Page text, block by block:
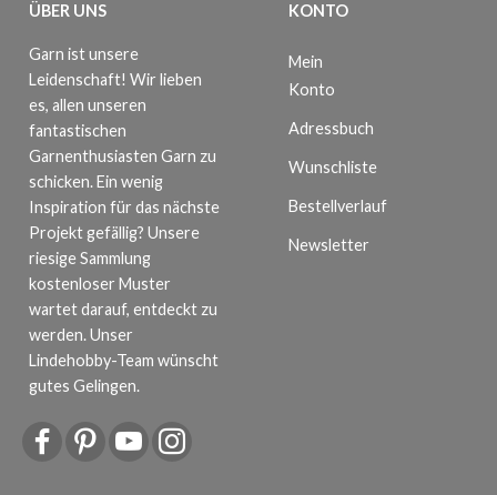
ÜBER UNS
Garn ist unsere
Leidenschaft! Wir lieben
es, allen unseren
fantastischen
Garnenthusiasten Garn zu
schicken. Ein wenig
Inspiration für das nächste
Projekt gefällig? Unsere
riesige Sammlung
kostenloser Muster
wartet darauf, entdeckt zu
werden. Unser
Lindehobby-Team wünscht
gutes Gelingen.
KONTO
Mein
Konto
Adressbuch
Wunschliste
Bestellverlauf
Newsletter